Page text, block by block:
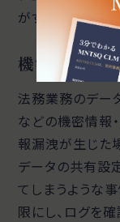
がすることが重
機密情報・
法務業務のデー
などの機密情報
報漏洩が生じた
データの共有設
てしまうような
限にし、ログを